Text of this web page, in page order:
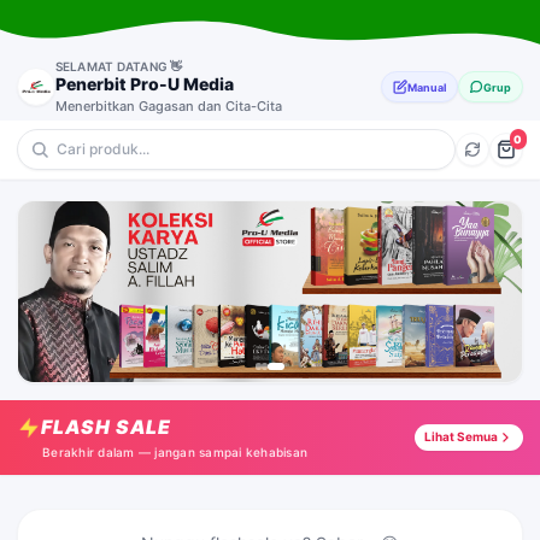
SELAMAT DATANG 👋
Penerbit Pro-U Media
Menerbitkan Gagasan dan Cita-Cita
Manual Grup
0
💎 Pernikahan & Keluarga 🔥 Anak-Anak ⭐ Motivasi
🎁 Pendidikan & Parenting
CBQ : Apa Arti Namaku? Tap →
Tadabbur Qur'an Akhir Zaman Tap →
FLASH SALE
Berakhir dalam — jangan sampai kehabisan
Lihat Semua